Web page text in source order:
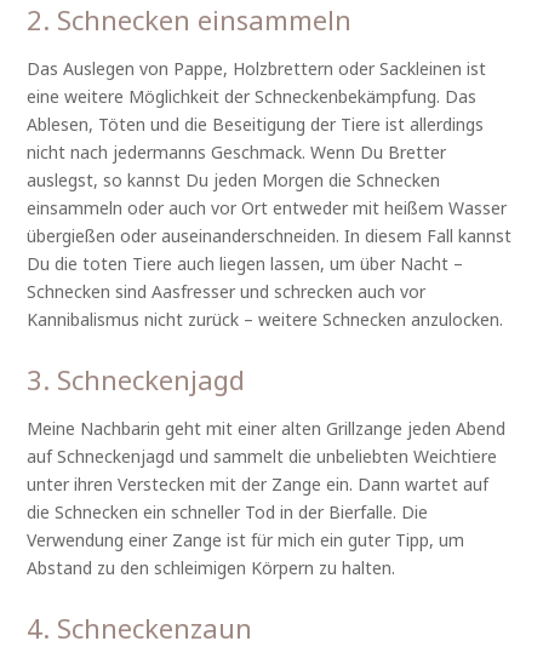
2. Schnecken einsammeln
Das Auslegen von Pappe, Holzbrettern oder Sackleinen ist
eine weitere Möglichkeit der Schneckenbekämpfung. Das
Ablesen, Töten und die Beseitigung der Tiere ist allerdings
nicht nach jedermanns Geschmack. Wenn Du Bretter
auslegst, so kannst Du jeden Morgen die Schnecken
einsammeln oder auch vor Ort entweder mit heißem Wasser
übergießen oder auseinanderschneiden. In diesem Fall kannst
Du die toten Tiere auch liegen lassen, um über Nacht –
Schnecken sind Aasfresser und schrecken auch vor
Kannibalismus nicht zurück – weitere Schnecken anzulocken.
3. Schneckenjagd
Meine Nachbarin geht mit einer alten Grillzange jeden Abend
auf Schneckenjagd und sammelt die unbeliebten Weichtiere
unter ihren Verstecken mit der Zange ein. Dann wartet auf
die Schnecken ein schneller Tod in der Bierfalle. Die
Verwendung einer Zange ist für mich ein guter Tipp, um
Abstand zu den schleimigen Körpern zu halten.
4. Schneckenzaun